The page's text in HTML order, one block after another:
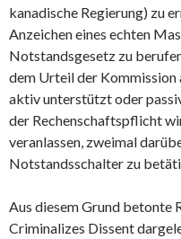
kanadische Regierung) zu
Anzeichen eines echten
Notstandsgesetz zu
dem Urteil der Kommission
aktiv unterstützt oder
der Rechenschaftspflicht
veranlassen, zweimal
Notstandsschalter zu
Aus diesem Grund betonte
Criminalizes Dissent